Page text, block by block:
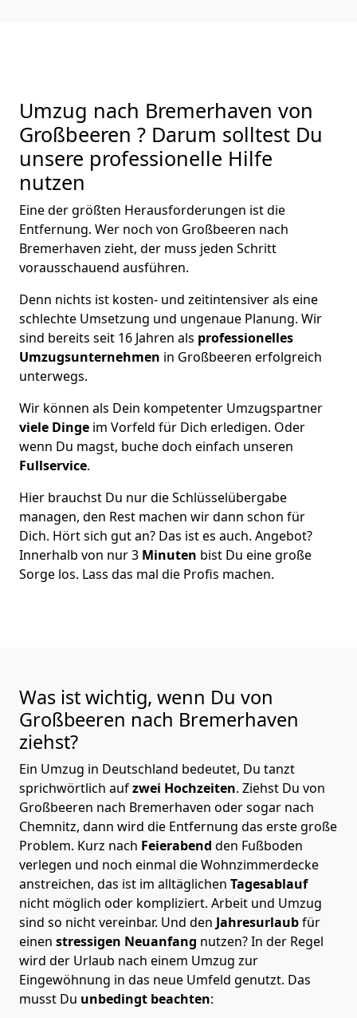
Umzug nach Bremer­haven von
Großbeeren ? Darum solltest Du
unsere professionelle Hilfe
nutzen
Eine der größten Herausforderungen ist die
Entfernung. Wer noch von Großbeeren nach
Bremer­haven zieht, der muss jeden Schritt
vorausschauend ausführen.
Denn nichts ist kosten- und zeitintensiver als eine
schlechte Umsetzung und ungenaue Planung. Wir
sind bereits seit 16 Jahren als professionelles
Umzugsunternehmen in Großbeeren erfolgreich
unterwegs.
Wir können als Dein kompetenter Umzugspartner
viele Dinge im Vorfeld für Dich erledigen. Oder
wenn Du magst, buche doch einfach unseren
Fullservice.
Hier brauchst Du nur die Schlüsselübergabe
managen, den Rest machen wir dann schon für
Dich. Hört sich gut an? Das ist es auch. Angebot?
Innerhalb von nur 3 Minuten bist Du eine große
Sorge los. Lass das mal die Profis machen.
Was ist wichtig, wenn Du von
Großbeeren nach Bremer­haven
ziehst?
Ein Umzug in Deutschland bedeutet, Du tanzt
sprichwörtlich aufzwei Hochzeiten. Ziehst Du von
Großbeeren nach Bremer­haven oder sogar nach
Chemnitz, dann wird die Entfernung das erste große
Problem. Kurz nach Feierabend den Fußboden
verlegen und noch einmal die Wohnzimmerdecke
anstreichen, das ist im alltäglichen Tagesablauf
nicht möglich oder kompliziert. Arbeit und Umzug
sind so nicht vereinbar. Und den Jahresurlaubfür
einen stressigen Neuanfang nutzen? In der Regel
wird der Urlaub nach einem Umzug zur
Eingewöhnung in das neue Umfeld genutzt. Das
musst Du unbedingt beachten: